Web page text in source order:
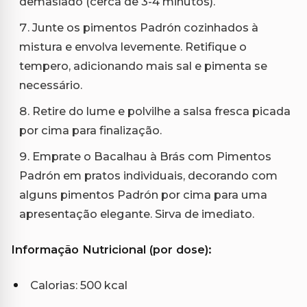
Junte os pimentos Padrón cozinhados à
mistura e envolva levemente. Retifique o
tempero, adicionando mais sal e pimenta se
necessário.
Retire do lume e polvilhe a salsa fresca picada
por cima para finalização.
Emprate o Bacalhau à Brás com Pimentos
Padrón em pratos individuais, decorando com
alguns pimentos Padrón por cima para uma
apresentação elegante. Sirva de imediato.
Informação Nutricional (por dose):
Calorias: 500 kcal